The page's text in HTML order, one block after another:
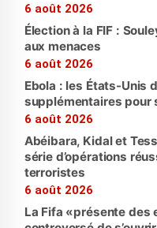
6 août 2026
Élection à la FIF :
aux menaces
6 août 2026
Ebola : les États-Unis
supplémentaires pour
6 août 2026
Abéibara, Kidal et
série d’opérations
terroristes
6 août 2026
La Fifa «présente des